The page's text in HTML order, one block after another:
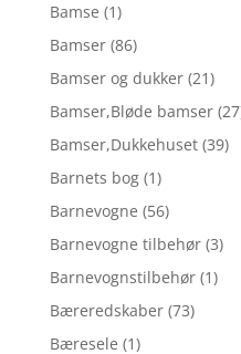
Bamse (1)
Bamser (86)
Bamser og dukker (21)
Bamser,Bløde bamser
Bamser,Dukkehuset (39)
Barnets bog (1)
Barnevogne (56)
Barnevogne tilbehør (3)
Barnevognstilbehør (1)
Bæreredskaber (73)
Bæresele (1)